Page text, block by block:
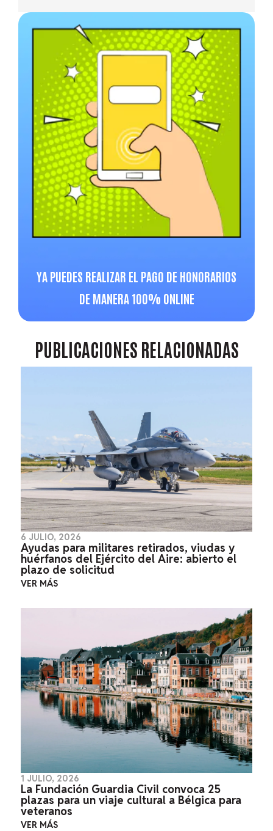
YA PUEDES REALIZAR EL PAGO DE HONORARIOS
DE MANERA 100% ONLINE
PUBLICACIONES RELACIONADAS
6 JULIO, 2026
Ayudas para militares retirados, viudas y
huérfanos del Ejército del Aire: abierto el
plazo de solicitud
VER MÁS
1 JULIO, 2026
La Fundación Guardia Civil convoca 25
plazas para un viaje cultural a Bélgica para
veteranos
VER MÁS